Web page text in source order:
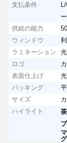
支払条件
供給の能力
ウィンドウ
ラミネーション
ロゴ
表面仕上げ
パッキング
サイズ
ハイライト:
グ